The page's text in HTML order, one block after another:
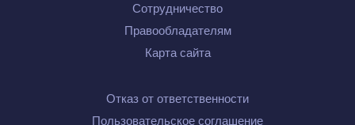
Сотрудничество
Правообладателям
Карта сайта
Отказ от ответственности
Пользовательское соглашение